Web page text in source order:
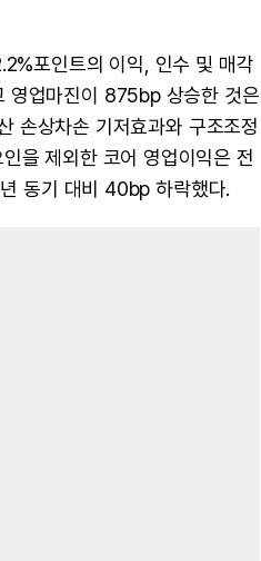
포인트의 이익, 인수 및 매각
영업마진이 875bp 상승한 것은
손상차손 기저효과와 구조조정
을 제외한 코어 영업이익은 전
동기 대비 40bp 하락했다.